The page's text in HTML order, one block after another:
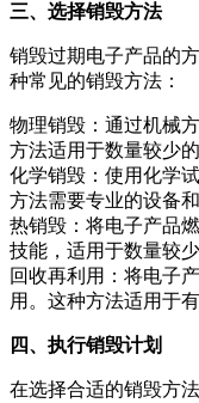
三、选择销毁方法
销毁过期电子产品的
种常见的销毁方法：
物理销毁：通过机械
方法适用于数量较少的
化学销毁：使用化学
方法需要专业的设备
热销毁：将电子产品
技能，适用于数量较
回收再利用：将电子
用。这种方法适用于
四、执行销毁计划
在选择合适的销毁方